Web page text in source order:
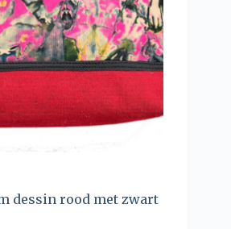
dessin rood met zwart